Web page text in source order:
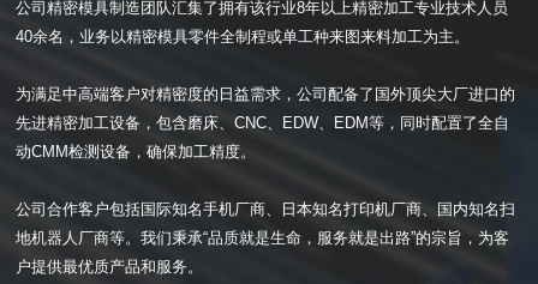
公司精密模具制造团队汇集了拥有该行业8年以上精密加工专业技术人员
40余名，业务以精密模具零件全制程或单工种来图来料加工为主。
为满足中高端客户对精密度的日益需求，公司配备了国外顶尖大厂进口的
先进精密加工设备，包含磨床、CNC、EDW、EDM等，同时配置了全自
动CMM检测设备，确保加工精度。
公司合作客户包括国际知名手机厂商、日本知名打印机厂商、国内知名扫
地机器人厂商等。我们秉承“品质就是生命，服务就是出路”的宗旨，为客
户提供最优质产品和服务。